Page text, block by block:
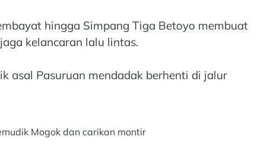
hingga Simpang Tiga Betoyo membuat
kelancaran lalu lintas.
asal Pasuruan mendadak berhenti di jalur
Mogok dan carikan montir